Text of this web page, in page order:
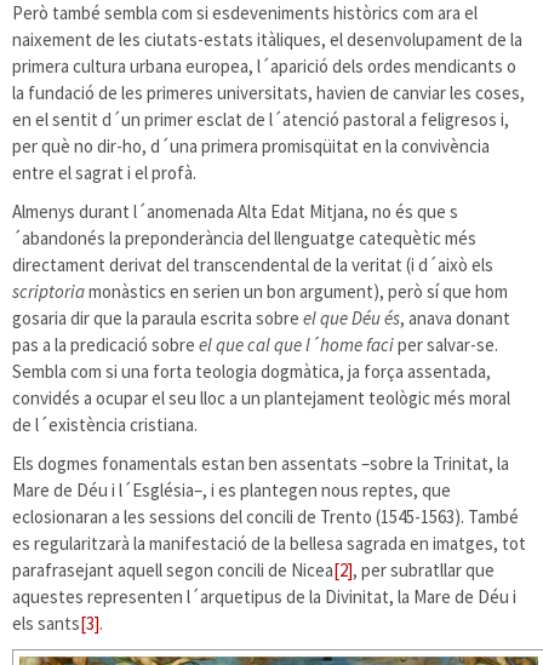
Però també sembla com si esdeveniments històrics com ara el
naixement de les ciutats-estats itàliques, el desenvolupament de la
primera cultura urbana europea, l´aparició dels ordes mendicants o
la fundació de les primeres universitats, havien de canviar les coses,
en el sentit d´un primer esclat de l´atenció pastoral a feligresos i,
per què no dir-ho, d´una primera promisqüitat en la convivència
entre el sagrat i el profà.
Almenys durant l´anomenada Alta Edat Mitjana, no és que s
´abandonés la preponderància del llenguatge catequètic més
directament derivat del transcendental de la veritat (i d´això els
scriptoriamonàstics en serien un bon argument), però sí que hom
gosaria dir que la paraula escrita sobre el que Déu és, anava donant
pas a la predicació sobre el que cal que l´home faciper salvar-se.
Sembla com si una forta teologia dogmàtica, ja força assentada,
convidés a ocupar el seu lloc a un plantejament teològic més moral
de l´existència cristiana.
Els dogmes fonamentals estan ben assentats –sobre la Trinitat, la
Mare de Déu i l´Església–, i es plantegen nous reptes, que
eclosionaran a les sessions del concili de Trento (1545-1563). També
es regularitzarà la manifestació de la bellesa sagrada en imatges, tot
parafrasejant aquell segon concili de Nicea[2], per subratllar que
aquestes representen l´arquetipus de la Divinitat, la Mare de Déu i
els sants[3].